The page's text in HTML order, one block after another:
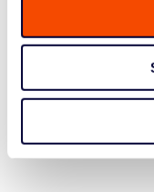
Tour Finals in
zesde en zal er
gaten voor een
eindtoernooi.